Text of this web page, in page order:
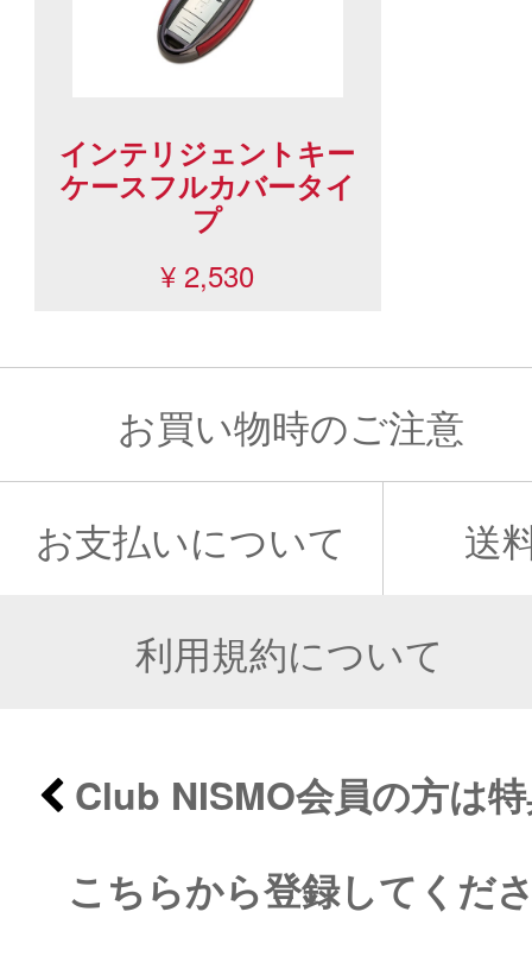
インテリジェントキー
ケースフルカバータイ
プ
¥ 2,530
お買い物時のご注意
お支払いについて 送
利用規約について
Club NISMO会員の方は
こちらから登録してくだ